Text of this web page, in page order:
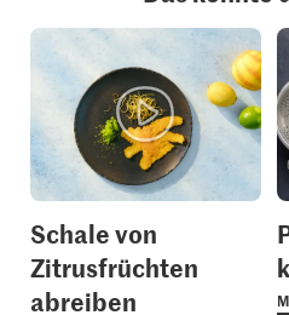
Schale von
Zitrusfrüchten
abreiben